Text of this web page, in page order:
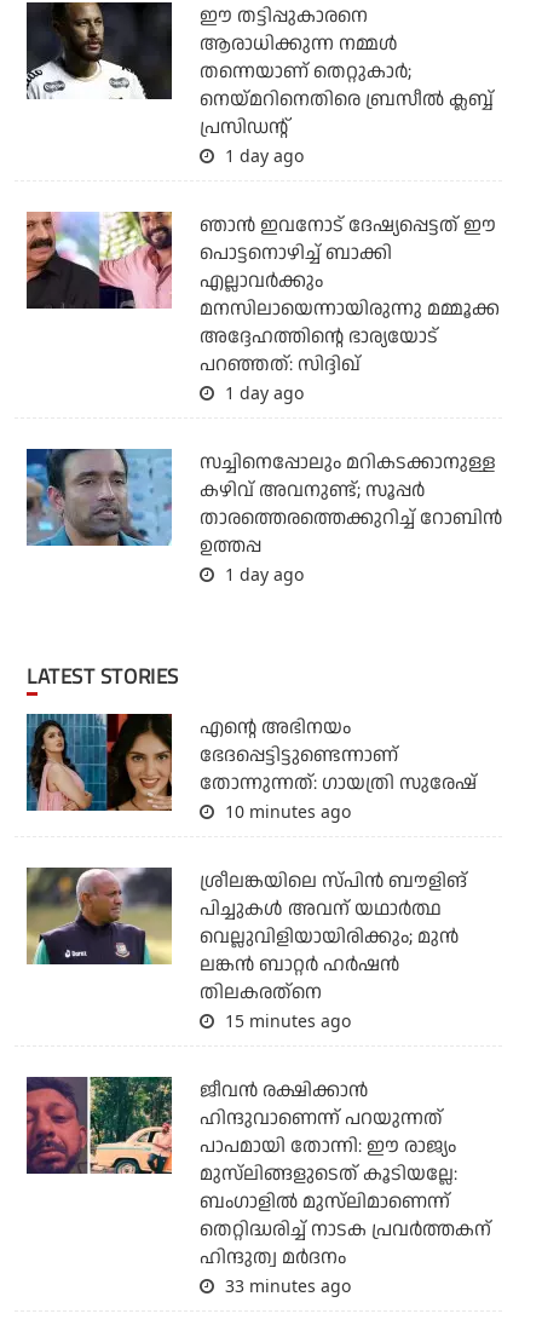
ഈ തട്ടിപ്പുകാരനെ
ആരാധിക്കുന്ന നമ്മള്‍
തന്നെയാണ് തെറ്റുകാര്‍;
നെയ്മറിനെതിരെ ബ്രസീല്‍ ക്ലബ്ബ്
പ്രസിഡന്റ്
1 day ago
ഞാന്‍ ഇവനോട് ദേഷ്യപ്പെട്ടത് ഈ
പൊട്ടനൊഴിച്ച് ബാക്കി
എല്ലാവര്‍ക്കും
മനസിലായെന്നായിരുന്നു മമ്മൂക്ക
അദ്ദേഹത്തിന്റെ ഭാര്യയോട്
പറഞ്ഞത്: സിദ്ദിഖ്
1 day ago
സച്ചിനെപ്പോലും മറികടക്കാനുള്ള
കഴിവ് അവനുണ്ട്; സൂപ്പര്‍
താരത്തെരത്തെക്കുറിച്ച് റോബിന്‍
ഉത്തപ്പ
1 day ago
LATEST STORIES
എന്റെ അഭിനയം
ഭേദപ്പെട്ടിട്ടുണ്ടെന്നാണ്
തോന്നുന്നത്: ഗായത്രി സുരേഷ്
10 minutes ago
ശ്രീലങ്കയിലെ സ്പിന്‍ ബൗളിങ്
പിച്ചുകള്‍ അവന് യഥാര്‍ത്ഥ
വെല്ലുവിളിയായിരിക്കും; മുന്‍
ലങ്കന്‍ ബാറ്റര്‍ ഹര്‍ഷന്‍
തിലകരത്‌നെ
15 minutes ago
ജീവന്‍ രക്ഷിക്കാന്‍
ഹിന്ദുവാണെന്ന് പറയുന്നത്
പാപമായി തോന്നി: ഈ രാജ്യം
മുസ്‌ലിങ്ങളുടെത് കൂടിയല്ലേ:
ബംഗാളില്‍ മുസ്‌ലിമാണെന്ന്
തെറ്റിദ്ധരിച്ച് നാടക പ്രവര്‍ത്തകന്
ഹിന്ദുത്വ മര്‍ദനം
33 minutes ago